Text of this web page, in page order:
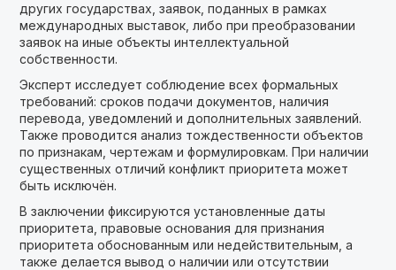
других государствах, заявок, поданных в рамках
международных выставок, либо при преобразовании
заявок на иные объекты интеллектуальной
собственности.
Эксперт исследует соблюдение всех формальных
требований: сроков подачи документов, наличия
перевода, уведомлений и дополнительных заявлений.
Также проводится анализ тождественности объектов
по признакам, чертежам и формулировкам. При наличии
существенных отличий конфликт приоритета может
быть исключён.
В заключении фиксируются установленные даты
приоритета, правовые основания для признания
приоритета обоснованным или недействительным, а
также делается вывод о наличии или отсутствии